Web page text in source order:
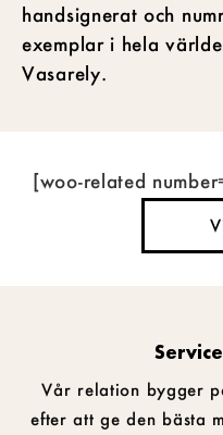
handsignerat och
exemplar i hela
Vasarely.
[woo-related
Vår relation bygger
efter att ge den bästa